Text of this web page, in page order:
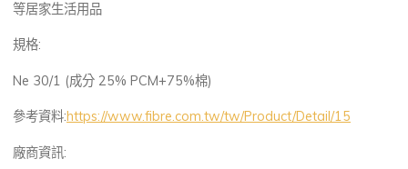
等居家生活用品
規格:
Ne 30/1 (成分 25% PCM+75%棉)
參考資料:https://www.fibre.com.tw/tw/Product/Detail/15
廠商資訊: